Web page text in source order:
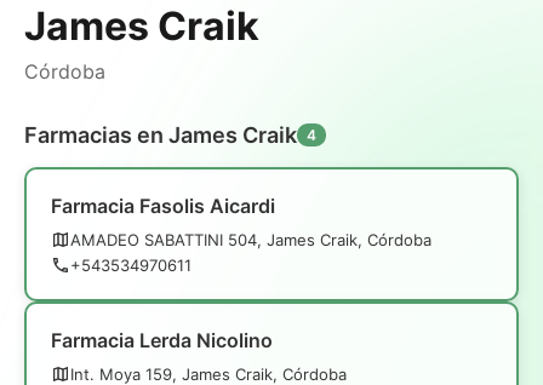
James Craik
Córdoba
Farmacias en James Craik 4
Farmacia Fasolis Aicardi
AMADEO SABATTINI 504, James Craik, Córdoba
+543534970611
Farmacia Lerda Nicolino
Int. Moya 159, James Craik, Córdoba